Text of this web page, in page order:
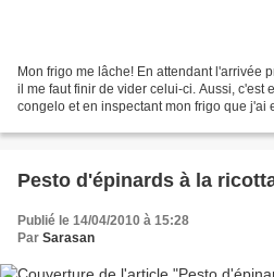
Mon frigo me lâche! En attendant l'arrivée
il me faut finir de vider celui-ci. Aussi, c'est
congelo et en inspectant mon frigo que j'ai
Pesto d'épinards à la
Publié le 14/04/2010 à 15:28
Par Sarasan